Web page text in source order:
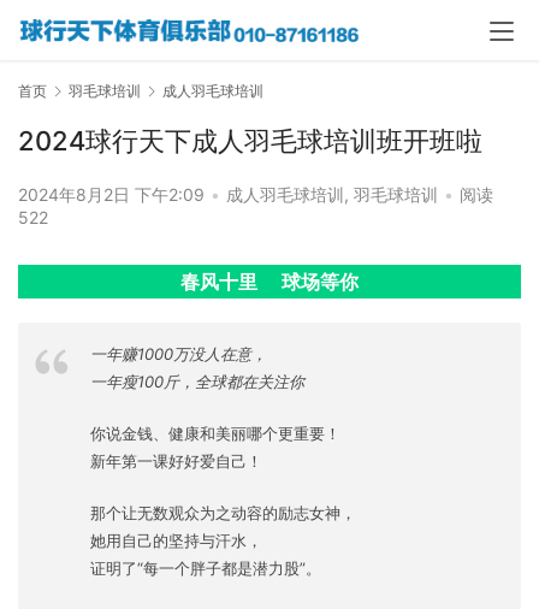
首页 羽毛球培训 成人羽毛球培训
2024球行天下成人羽毛球培训班开班啦
2024年8月2日 下午2:09 • 成人羽毛球培训 , 羽毛球培训 • 阅读
522
春风十里     球场等你
一年赚1000万没人在意，
一年瘦100斤，全球都在关注你
你说金钱、健康和美丽哪个更重要！
新年第一课好好爱自己！
那个让无数观众为之动容的励志女神，
她用自己的坚持与汗水，
证明了“每一个胖子都是潜力股”。